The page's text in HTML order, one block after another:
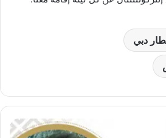
دبي